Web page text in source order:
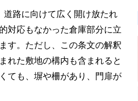
路に向けて広く開け放たれ
対応もなかった倉庫部分に立
す。ただし、この条文の解釈
れた敷地の構内も含まれると
ても、塀や柵があり、門扉が